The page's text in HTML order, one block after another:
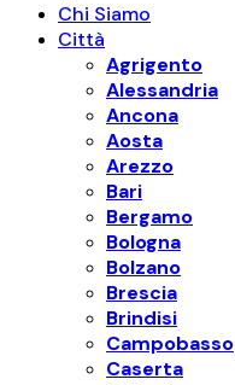
Chi Siamo
Città
Agrigento
Alessandria
Ancona
Aosta
Arezzo
Bari
Bergamo
Bologna
Bolzano
Brescia
Brindisi
Campobasso
Caserta